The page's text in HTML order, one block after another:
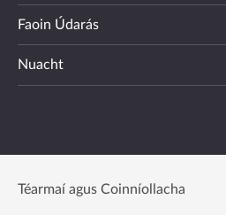
Faoin Údarás
Nuacht
Téarmaí agus Coinníollacha